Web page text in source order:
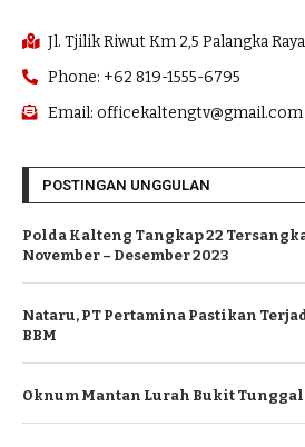
Jl. Tjilik Riwut Km 2,5 Palangka Raya
Phone: +62 819-1555-6795
Email: officekaltengtv@gmail.com
POSTINGAN UNGGULAN
Polda Kalteng Tangkap 22
November – Desember 2023
Nataru, PT Pertamina Pastikan
BBM
Oknum Mantan Lurah Bukit